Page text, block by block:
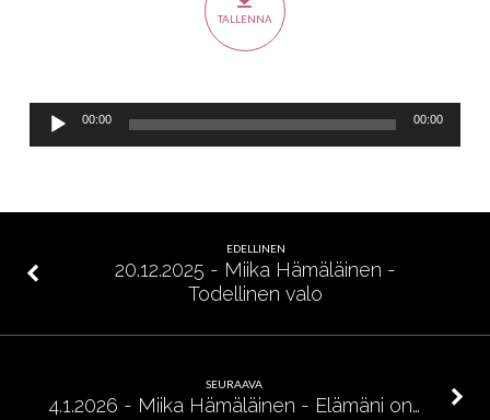
TALLENNA
Äänitoistin
00:00 00:00
EDELLINEN
20.12.2025 - Miika Hämäläinen -
Todellinen valo
SEURAAVA
4.1.2026 - Miika Hämäläinen - Elämäni on…